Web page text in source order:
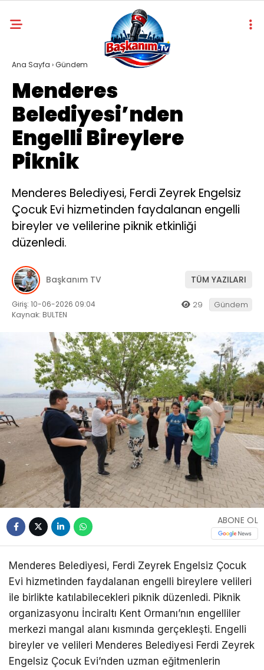
Ana Sayfa ›Gündem
Menderes
Belediyesi’nden
Engelli Bireylere
Piknik
Menderes Belediyesi, Ferdi Zeyrek Engelsiz
Çocuk Evi hizmetinden faydalanan engelli
bireyler ve velilerine piknik etkinliği
düzenledi.
Başkanım TV TÜM YAZILARI
Giriş: 10-06-2026 09:04
Kaynak: BULTEN
29 Gündem
ABONE OL
Menderes Belediyesi, Ferdi Zeyrek Engelsiz Çocuk
Evi hizmetinden faydalanan engelli bireylere velileri
ile birlikte katılabilecekleri piknik düzenledi. Piknik
organizasyonu İnciraltı Kent Ormanı’nın engelliler
merkezi mangal alanı kısmında gerçekleşti. Engelli
bireyler ve velileri Menderes Belediyesi Ferdi Zeyrek
Engelsiz Çocuk Evi’nden uzman eğitmenlerin